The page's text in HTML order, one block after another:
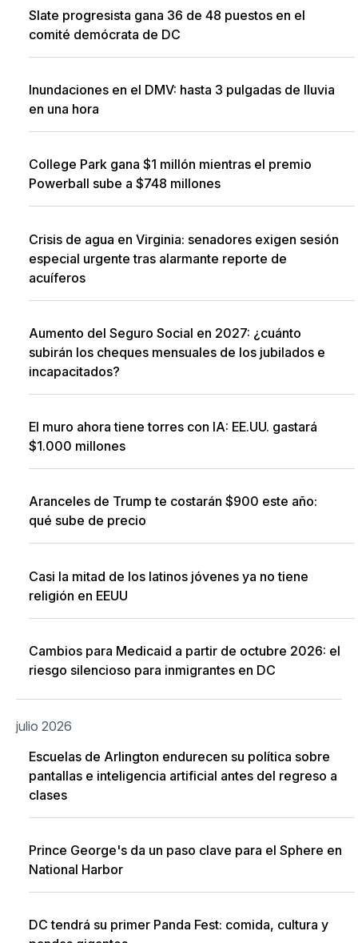
Slate progresista gana 36 de 48 puestos en el
comité demócrata de DC
Inundaciones en el DMV: hasta 3 pulgadas de lluvia
en una hora
College Park gana $1 millón mientras el premio
Powerball sube a $748 millones
Crisis de agua en Virginia: senadores exigen sesión
especial urgente tras alarmante reporte de
acuíferos
Aumento del Seguro Social en 2027: ¿cuánto
subirán los cheques mensuales de los jubilados e
incapacitados?
El muro ahora tiene torres con IA: EE.UU. gastará
$1.000 millones
Aranceles de Trump te costarán $900 este año:
qué sube de precio
Casi la mitad de los latinos jóvenes ya no tiene
religión en EEUU
Cambios para Medicaid a partir de octubre 2026: el
riesgo silencioso para inmigrantes en DC
julio 2026
Escuelas de Arlington endurecen su política sobre
pantallas e inteligencia artificial antes del regreso a
clases
Prince George's da un paso clave para el Sphere en
National Harbor
DC tendrá su primer Panda Fest: comida, cultura y